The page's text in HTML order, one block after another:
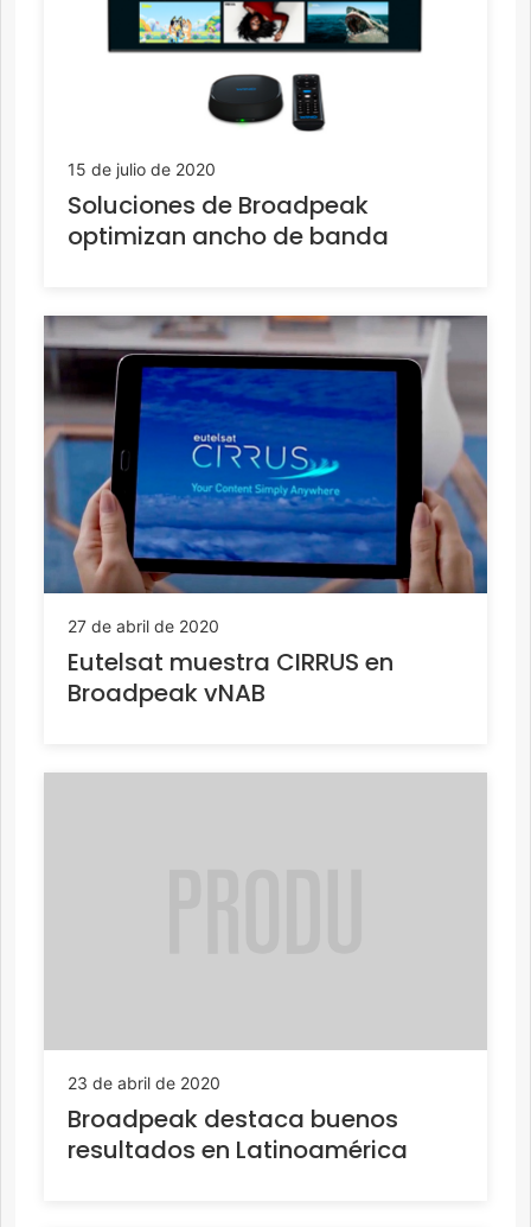
15 de julio de 2020
Soluciones de Broadpeak
optimizan ancho de banda
27 de abril de 2020
Eutelsat muestra CIRRUS en
Broadpeak vNAB
23 de abril de 2020
Broadpeak destaca buenos
resultados en Latinoamérica